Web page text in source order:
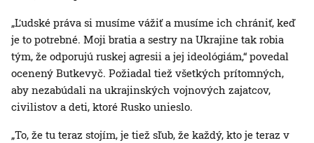
„Ľudské práva si musíme vážiť a musíme ich chrániť, keď
je to potrebné. Moji bratia a sestry na Ukrajine tak robia
tým, že odporujú ruskej agresii a jej ideológiám,“ povedal
ocenený Butkevyč. Požiadal tiež všetkých prítomných,
aby nezabúdali na ukrajinských vojnových zajatcov,
civilistov a deti, ktoré Rusko unieslo.
„To, že tu teraz stojím, je tiež sľub, že každý, kto je teraz v